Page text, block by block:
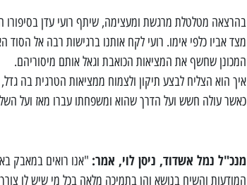
בהרצאה מטלטלת מרגשת ומעצימה, שיתף רועי עדן בסיפורו
מצד אביו כלפי אימו. רועי לקח אותנו ברגישות רבה אל
המכונן שחשף את המציאות הכואבת וגאל אותם מיסוריהם.
איך הוא הצליח לבצע תיקון ולצמוח ממציאות הטרגית בה
כאשר עולה חשש ועל הדרך שהוא ומשפחתו עברו מאז ועל
מנכ"ל נמל אשדוד, ניסן לוי, אמר: "אנו רואים במאבק
המודעות והשיח בנושא והן בתמיכה מלאה בכל מי שיש לו